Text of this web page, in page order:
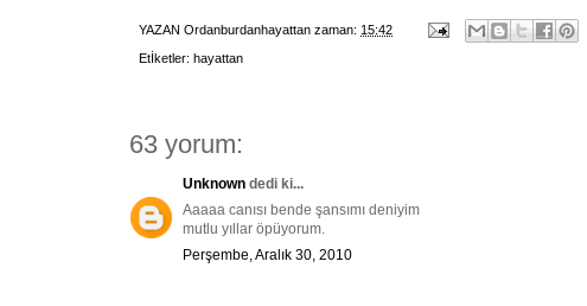
YAZAN Ordanburdanhayattan zaman: 15:42
Etİketler: hayattan
63 yorum:
Unknown dedi ki...
Aaaaa canısı bende şansımı deniyim
mutlu yıllar öpüyorum.
Perşembe, Aralık 30, 2010